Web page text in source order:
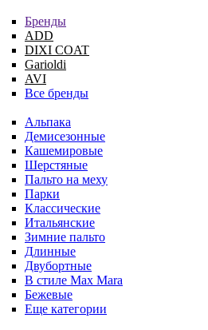
Бренды
ADD
DIXI COAT
Garioldi
AVI
Все бренды
Альпака
Демисезонные
Кашемировые
Шерстяные
Пальто на меху
Парки
Классические
Итальянские
Зимние пальто
Длинные
Двубортные
В стиле Max Mara
Бежевые
Еще категории